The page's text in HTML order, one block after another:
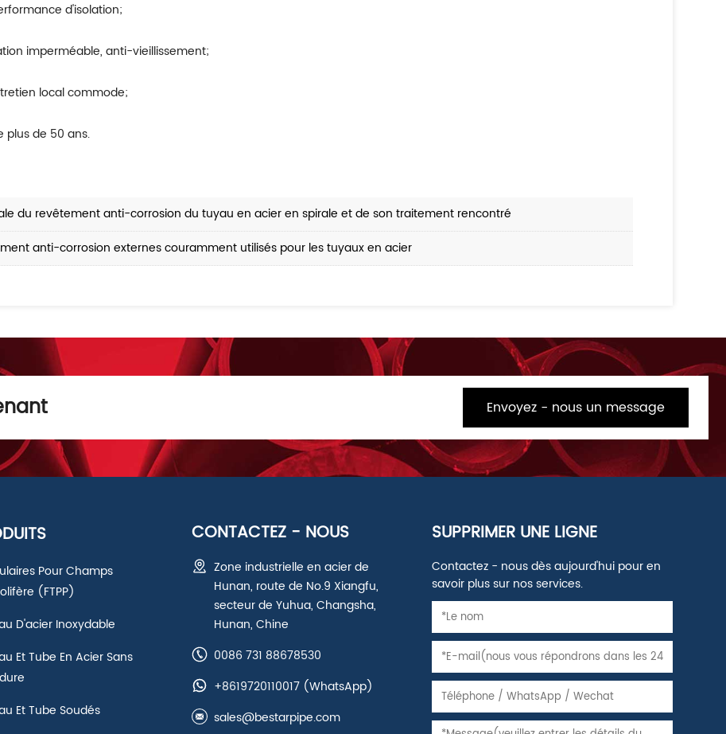
d'isolation;
imperméable, anti-vieillissement;
local commode;
plus de 50 ans.
du revêtement anti-corrosion du tuyau en acier en spirale et de son traitement rencontré
anti-corrosion externes couramment utilisés pour les tuyaux en acier
Envoyez - nous un message
Pour Champs
(FTPP)
D'acier Inoxydable
Et Tube En Acier Sans
Et Tube Soudés
CONTACTEZ - NOUS
Zone industrielle en acier de
Hunan, route de No.9 Xiangfu,
secteur de Yuhua, Changsha,
Hunan, Chine
0086 731 88678530
+8619720110017(WhatsApp)
sales@bestarpipe.com
SUPPRIMER UNE LIGNE
Contactez - nous dès aujourd'hui pour en
savoir plus sur nos services.